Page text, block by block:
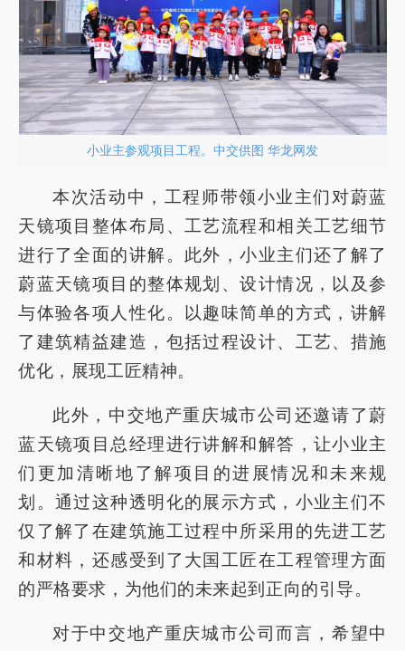
小业主参观项目工程。中交供图 华龙网发
本次活动中，工程师带领小业主们对蔚蓝
天镜项目整体布局、工艺流程和相关工艺细节
进行了全面的讲解。此外，小业主们还了解了
蔚蓝天镜项目的整体规划、设计情况，以及参
与体验各项人性化。以趣味简单的方式，讲解
了建筑精益建造，包括过程设计、工艺、措施
优化，展现工匠精神。
此外，中交地产重庆城市公司还邀请了蔚
蓝天镜项目总经理进行讲解和解答，让小业主
们更加清晰地了解项目的进展情况和未来规
划。通过这种透明化的展示方式，小业主们不
仅了解了在建筑施工过程中所采用的先进工艺
和材料，还感受到了大国工匠在工程管理方面
的严格要求，为他们的未来起到正向的引导。
对于中交地产重庆城市公司而言，希望中